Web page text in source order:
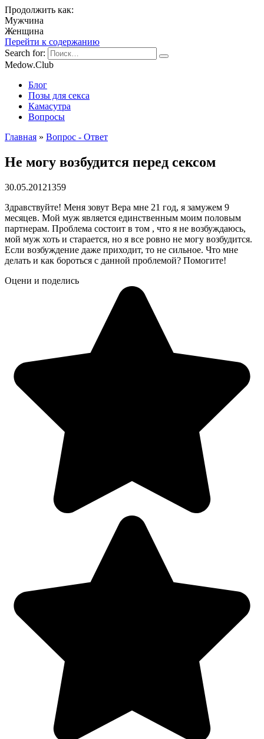
Продолжить как:
Мужчина
Женщина
Перейти к содержанию
Search for:
Medow.Club
Блог
Позы для секса
Камасутра
Вопросы
Главная » Вопрос - Ответ
Не могу возбудится перед сексом
30.05.20121359
Здравствуйте! Меня зовут Вера мне 21 год, я замужем 9
месяцев. Мой муж является единственным моим половым
партнерам. Проблема состоит в том , что я не возбуждаюсь,
мой муж хоть и старается, но я все ровно не могу возбудится.
Если возбуждение даже приходит, то не сильное. Что мне
делать и как бороться с данной проблемой? Помогите!
Оцени и поделись